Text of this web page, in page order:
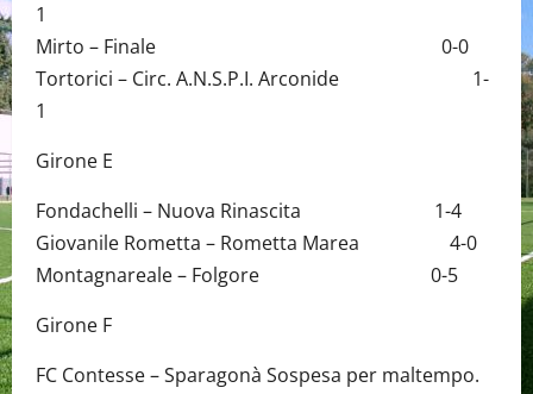
1
Mirto – Finale 0-0
Tortorici – Circ. A.N.S.P.I. Arconide 1-
1
Girone E
Fondachelli – Nuova Rinascita 1-4
Giovanile Rometta – Rometta Marea 4-0
Montagnareale – Folgore 0-5
Girone F
FC Contesse – Sparagonà Sospesa per maltempo.